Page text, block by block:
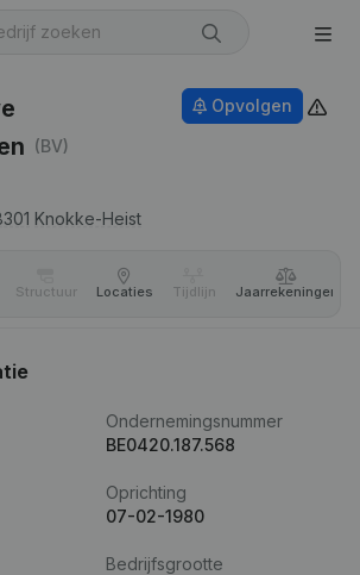
(BV)
Knokke-Heist
Opvolgen
Structuur Locaties Tijdlijn Jaar­rekeningen
Ondernemingsnummer
BE0420.187.568
Oprichting
07-02-1980
Bedrijfsgrootte